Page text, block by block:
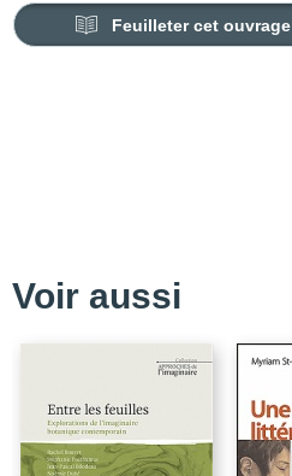
Feuilleter cet ouvrage
Voir aussi